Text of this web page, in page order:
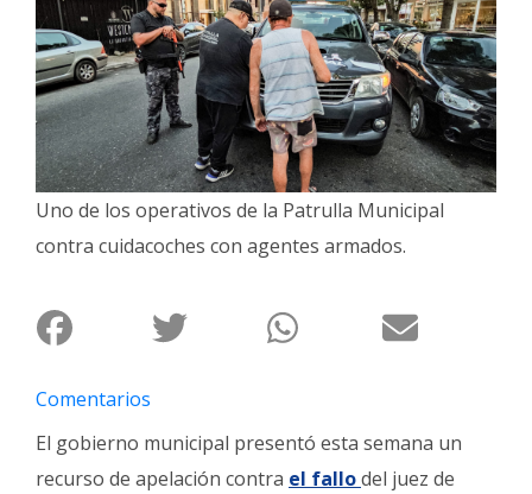
Policiales
Cartelera
Fotos
de
Familia
Clasificados
Uno de los operativos de la Patrulla Municipal
contra cuidacoches con agentes armados.
Comentarios
El gobierno municipal presentó esta semana un
recurso de apelación contra el fallodel juez de